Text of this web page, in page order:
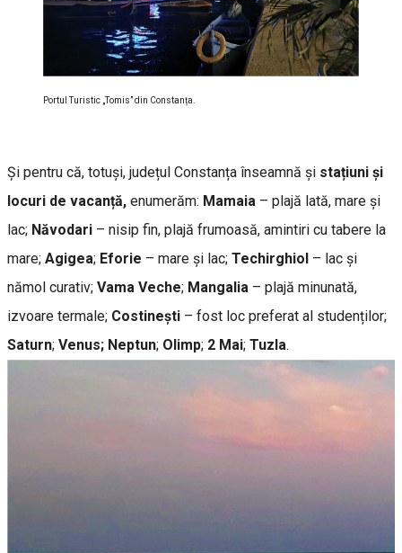
Portul Turistic „Tomis” din Constanța.
Și pentru că, totuși, județul Constanța înseamnă și stațiuni și
locuri de vacanță, enumerăm: Mamaia – plajă lată, mare și
lac; Năvodari – nisip fin, plajă frumoasă, amintiri cu tabere la
mare; Agigea; Eforie – mare și lac; Techirghiol – lac și
nămol curativ; Vama Veche; Mangalia – plajă minunată,
izvoare termale; Costinești – fost loc preferat al studenților;
Saturn; Venus; Neptun; Olimp; 2 Mai; Tuzla.